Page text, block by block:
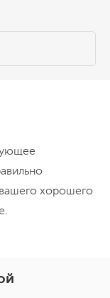
хорошего